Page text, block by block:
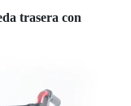
trasera con